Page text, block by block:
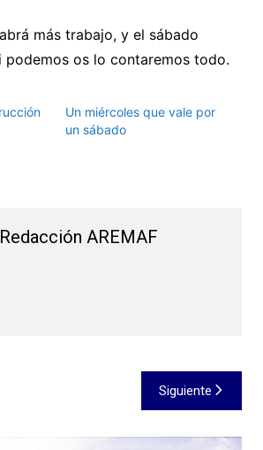
más trabajo, y el sábado
podemos os lo contaremos todo.
Un miércoles que vale por
un sábado
Redacción AREMAF
Siguiente